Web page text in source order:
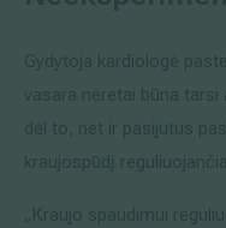
Gydytoja kardiologė
vasara neretai būna
dėl to, net ir pasijutus
kraujospūdį
„Kraujo spaudimui